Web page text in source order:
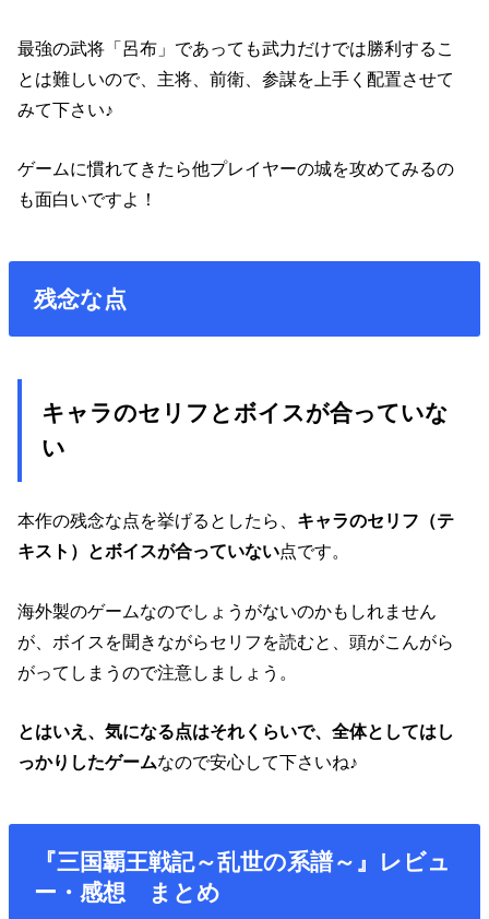
最強の武将「呂布」であっても武力だけでは勝利するこ
とは難しいので、主将、前衛、参謀を上手く配置させて
みて下さい♪
ゲームに慣れてきたら他プレイヤーの城を攻めてみるの
も面白いですよ！
残念な点
キャラのセリフとボイスが合っていな
い
本作の残念な点を挙げるとしたら、 キャラのセリフ（テ
キスト）とボイスが合っていない点です。
海外製のゲームなのでしょうがないのかもしれません
が、ボイスを聞きながらセリフを読むと、頭がこんがら
がってしまうので注意しましょう。
とはいえ、気になる点はそれくらいで、全体としてはし
っかりしたゲームなので安心して下さいね♪
『三国覇王戦記～乱世の系譜～』レビュ
ー・感想 まとめ